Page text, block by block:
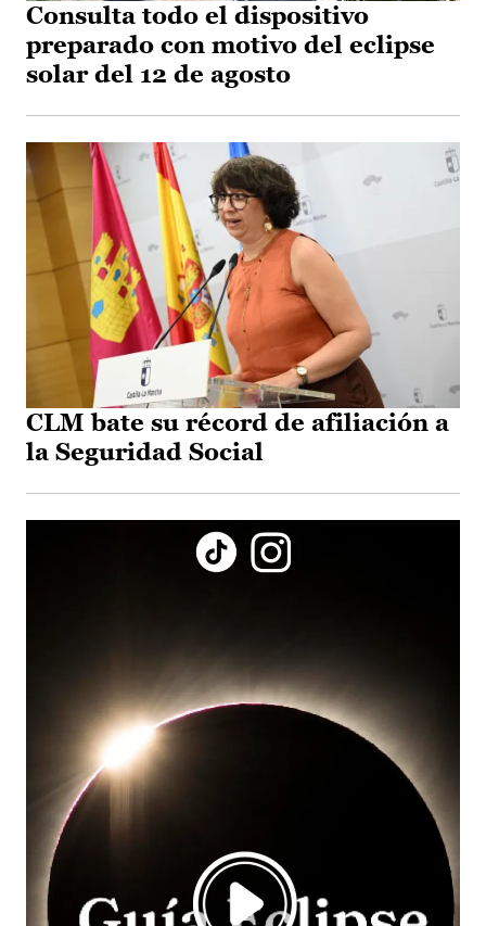
Consulta todo el dispositivo
preparado con motivo del eclipse
solar del 12 de agosto
CLM bate su récord de afiliación a
la Seguridad Social